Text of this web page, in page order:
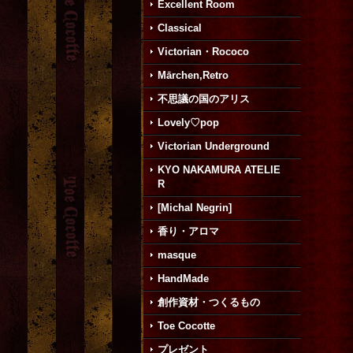
Excellent Room
Classical
Victorian・Rococo
Mārchen,Retro
不思議の国のアリス
Lovely♡pop
Victorian Underground
KYO NAKAMURA ATELIE
R
[Michal Negrin]
香り・アロマ
masque
HandMade
創作資材・つくるもの
Toe Cocotte
プレゼント